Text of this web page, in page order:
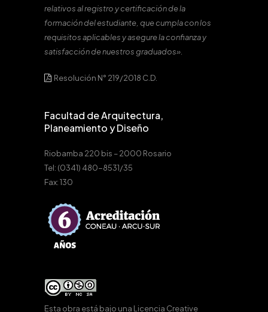
relativos al registro y certificación de la
formación del estudiante, que cumpla con los
requisitos aplicables y asegure la confianza y
satisfacción de nuestros graduados».
Resolución N° 219/2018 C.D.
Facultad de Arquitectura,
Planeamiento y Diseño
Riobamba 220 bis – 2000 Rosario
Tel: (0341) 480-8531/35
Fax: 130
Esta obra está bajo una Licencia Creative